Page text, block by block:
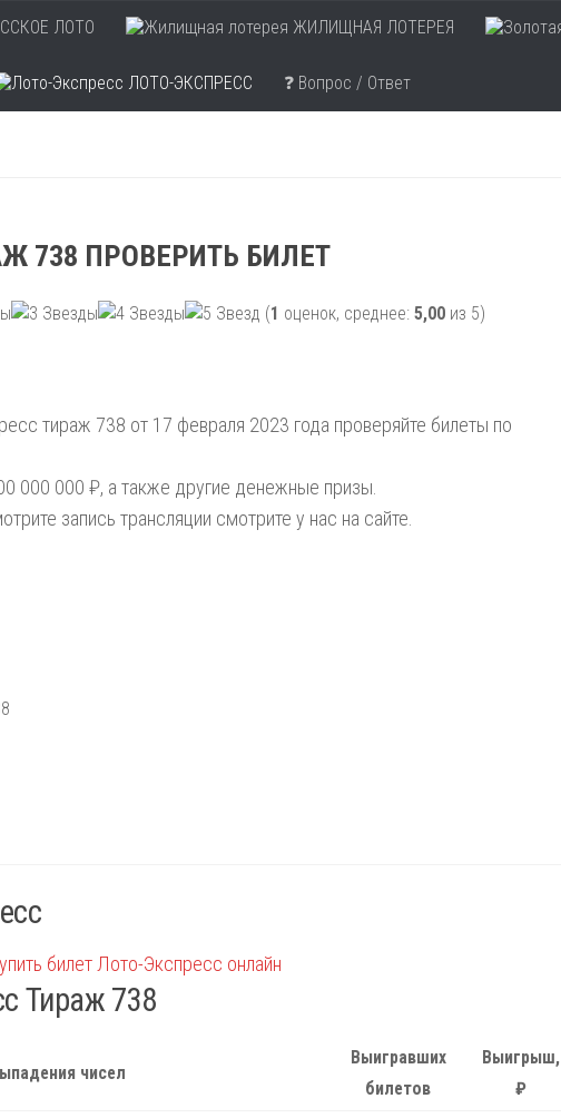
ЛОТО ЖИЛИЩНАЯ ЛОТЕРЕЯ
ЛОТО-ЭКСПРЕСС ❓ Вопрос / Ответ
738 ПРОВЕРИТЬ БИЛЕТ
(1 оценок, среднее: 5,00 из 5)
тираж 738 от 17 февраля 2023 года проверяйте билеты по
000 000 ₽, а также другие денежные призы.
запись трансляции смотрите у нас на сайте.
Тираж 738
чисел
Выигравших
билетов
Выигрыш,
₽